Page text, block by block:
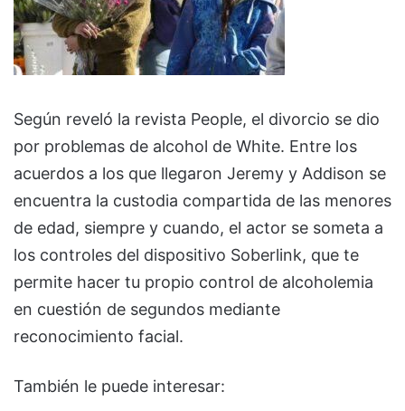
Según reveló la revista People, el divorcio se dio
por problemas de alcohol de White. Entre los
acuerdos a los que llegaron Jeremy y Addison se
encuentra la custodia compartida de las menores
de edad, siempre y cuando, el actor se someta a
los controles del dispositivo Soberlink, que te
permite hacer tu propio control de alcoholemia
en cuestión de segundos mediante
reconocimiento facial.
También le puede interesar: